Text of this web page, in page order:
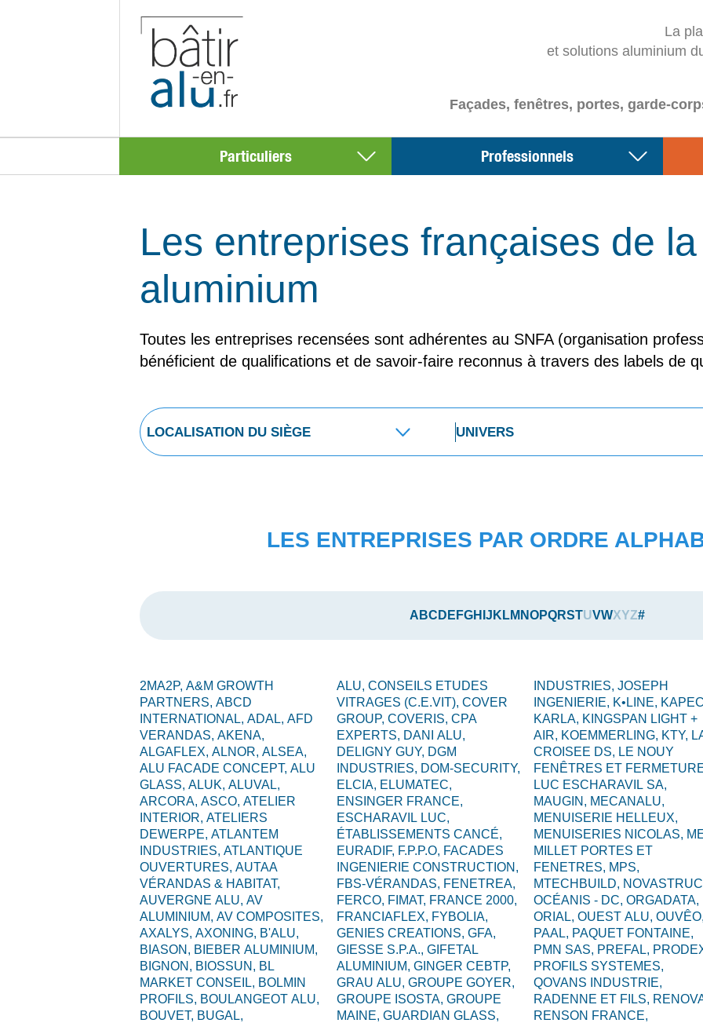
La
et solutions aluminium
Façades, fenêtres, portes, garde-
Particuliers Professionnels
Les entreprises françaises de
aluminium
Toutes les entreprises recensées sont adhérentes au SNFA (organisation
bénéficient de qualifications et de savoir-faire reconnus à travers des labels de
LES ENTREPRISES PAR ORDRE
A BC D E FGH J K LM NOPQRSTUVWXYZ#
2MA2P, A&M GROWTH
PARTNERS, ABCD
INTERNATIONAL, ADAL, AFD
VERANDAS, AKENA,
ALGAFLEX, ALNOR, ALSEA,
ALU FACADE CONCEPT, ALU
GLASS, ALUK, ALUVAL,
ARCORA, ASCO, ATELIER
INTERIOR, ATELIERS
DEWERPE, ATLANTEM
INDUSTRIES, ATLANTIQUE
OUVERTURES, AUTAA
VÉRANDAS & HABITAT,
AUVERGNE ALU, AV
ALUMINIUM, AV COMPOSITES,
AXALYS, AXONING, B'ALU,
BIASON, BIEBER ALUMINIUM,
BIGNON, BIOSSUN, BL
MARKET CONSEIL, BOLMIN
PROFILS, BOULANGEOT ALU,
BOUVET, BUGAL,
ALU, CONSEILS ETUDES
VITRAGES (C.E.VIT), COVER
GROUP, COVERIS, CPA
EXPERTS, DANI ALU,
DELIGNY GUY, DGM
INDUSTRIES, DOM-SECURITY,
ELCIA, ELUMATEC,
ENSINGER FRANCE,
ESCHARAVIL LUC,
ÉTABLISSEMENTS CANCÉ,
EURADIF, F.P.P.O, FACADES
INGENIERIE CONSTRUCTION,
FBS-VÉRANDAS, FENETREA,
FERCO, FIMAT, FRANCE 2000,
FRANCIAFLEX, FYBOLIA,
GENIES CREATIONS, GFA,
GIESSE S.P.A., GIFETAL
ALUMINIUM, GINGER CEBTP,
GRAU ALU, GROUPE GOYER,
GROUPE ISOSTA, GROUPE
MAINE, GUARDIAN GLASS,
INDUSTRIES, JOSEPH
INGENIERIE, K•LINE,
KARLA, KINGSPAN LIGHT +
AIR, KOEMMERLING, KTY,
CROISEE DS, LE NOUY
FENÊTRES ET
LUC ESCHARAVIL SA,
MAUGIN, MECANALU,
MENUISERIE HELLEUX,
MENUISERIES NICOLAS,
MILLET PORTES ET
FENETRES, MPS,
MTECHBUILD,
OCÉANIS - DC, ORGADATA,
ORIAL, OUEST ALU, OUVÊO,
PAAL, PAQUET FONTAINE,
PMN SAS, PREFAL,
PROFILS SYSTEMES,
QOVANS INDUSTRIE,
RADENNE ET FILS,
RENSON FRANCE,